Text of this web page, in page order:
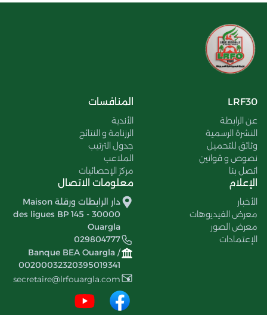
LRF30
عن الرابطة
النشرة الرسمية
وثائق للتحميل
نصوص و قوانين
اتصل بنا
المنافسات
الأندية
الرزنامة و النتائج
جدول الترتيب
الملاعب
مركز الإحصائيات
الإعلام
الأخبار
معرض الفيديوهات
معرض الصور
الإعتمادات
معلومات الاتصال
دار الرابطات ورقلة Maison
des ligues BP 145 - 30000
Ouargla
029804777
Banque BEA Ouargla /
00200032320395019341
secretaire@lrfouargla.com